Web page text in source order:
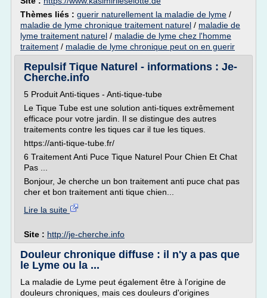
Thèmes liés : guerir naturellement la maladie de lyme /
maladie de lyme chronique traitement naturel / maladie de
lyme traitement naturel / maladie de lyme chez l'homme
traitement / maladie de lyme chronique peut on en guerir
Repulsif Tique Naturel - informations : Je-
Cherche.info
5 Produit Anti-tiques - Anti-tique-tube
Le Tique Tube est une solution anti-tiques extrêmement
efficace pour votre jardin. Il se distingue des autres
traitements contre les tiques car il tue les tiques.
https://anti-tique-tube.fr/
6 Traitement Anti Puce Tique Naturel Pour Chien Et Chat
Pas ...
Bonjour, Je cherche un bon traitement anti puce chat pas
cher et bon traitement anti tique chien...
Lire la suite
Site : http://je-cherche.info
Douleur chronique diffuse : il n'y a pas que
le Lyme ou la ...
La maladie de Lyme peut également être à l'origine de
douleurs chroniques, mais ces douleurs d'origines